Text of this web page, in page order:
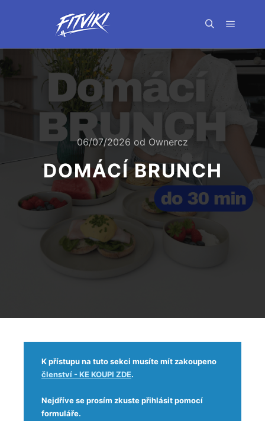
06/07/2026 od Ownercz
DOMÁCÍ BRUNCH
K přístupu na tuto sekci musíte mít zakoupeno
členství - KE KOUPI ZDE.
Nejdříve se prosím zkuste přihlásit pomocí
formuláře.